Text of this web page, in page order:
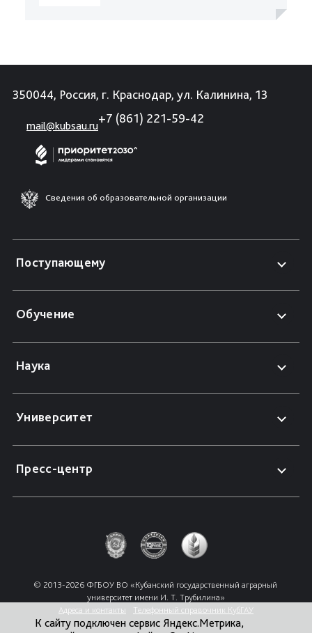
350044, Россия, г. Краснодар, ул. Калинина, 13
mail@kubsau.ru
+7 (861) 221-59-42
Сведения об образовательной организации
Поступающему
Обучение
Наука
Университет
Пресс-центр
© 2013-2026 ФГБОУ ВО «Кубанский государственный аграрный
университет имени И. Т. Трубилина»
Адреса и контакты
Телефонный справочник КубГАУ
К сайту подключен сервис Яндекс.Метрика,